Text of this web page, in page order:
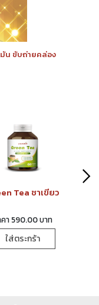
น ขับถ่ายคล่อง
Tea ชาเขียว
คา 590.00 บาท
ใส่ตระกร้า